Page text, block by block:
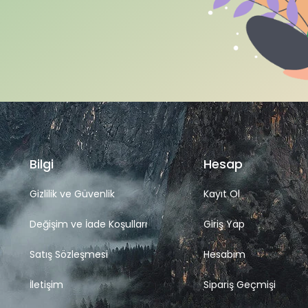
Bilgi
Gizlilik ve Güvenlik
Değişim ve İade Koşulları
Satış Sözleşmesi
İletişim
Hesap
Kayıt Ol
Giriş Yap
Hesabım
Sipariş Geçmişi